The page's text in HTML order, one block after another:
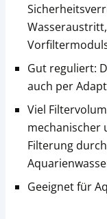
Gut reguliert:
auch per
Viel
mechanischer
Filterung
Geeignet für